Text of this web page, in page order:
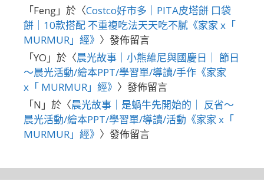
「Feng」於〈Costco好市多｜PITA皮塔餅 口袋
餅｜10款搭配 不重複吃法天天吃不膩《家家 x「
MURMUR」經》 〉發佈留言
「YO 」於〈晨光故事｜小熊維尼與國慶日｜ 節日
～晨光活動/繪本PPT/學習單/導讀/手作《家家
x「 MURMUR」經》 〉發佈留言
「N 」於〈晨光故事｜是蝸牛先開始的｜ 反省～
晨光活動/繪本PPT/學習單/導讀/活動《家家 x「
MURMUR」經》 〉發佈留言